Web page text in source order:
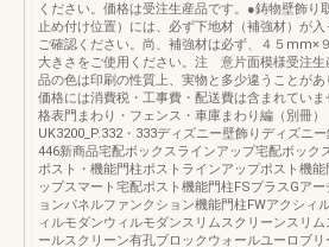
ください。価格は受注生産品です。●鋳物壁飾り
止め付け位置）には、必ず下地材（補強材）が入
ご確認ください。尚、補強材は必ず、４５mm×
大きさをご使用ください。注 意片面模様受注生
品の色は印刷の性質上、実物と多少違うことが
価格には消費税・工事費・配送費は含まれていま
格表門まわり・フェンス・車庫まわり編（別冊）
UK3200_P.332・333ディズニー壁飾りディズニ
446新商品宅配ボックスラインアップ宅配ボック
ポスト・機能門柱ポストラインアップポスト機能
ップスマート宅配ポスト機能門柱FSプラスGア
ョンパネルファンクション機能門柱FWアクシィ
ィルモダンウィルモダンスリムスクリーンスリム
ールスクリーン有孔ブロックウォールユーロブリ